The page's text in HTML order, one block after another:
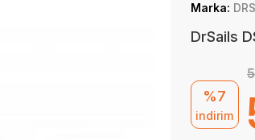
Marka:
DrSails
%7
indirim